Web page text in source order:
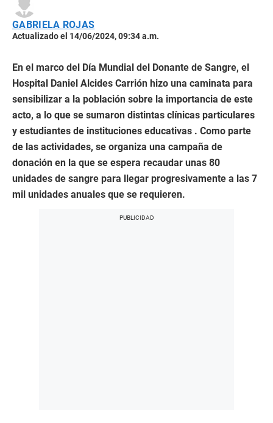
GABRIELA ROJAS
Actualizado el 14/06/2024, 09:34 a.m.
En el marco del Día Mundial del Donante de Sangre, el
Hospital Daniel Alcides Carrión hizo una caminata para
sensibilizar a la población sobre la importancia de este
acto, a lo que se sumaron distintas clínicas particulares
y estudiantes de instituciones educativas . Como parte
de las actividades, se organiza una campaña de
donación en la que se espera recaudar unas 80
unidades de sangre para llegar progresivamente a las 7
mil unidades anuales que se requieren.